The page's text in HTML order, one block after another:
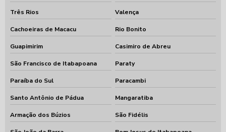
Três Rios Valença
Cachoeiras de Macacu Rio Bonito
Guapimirim Casimiro de Abreu
São Francisco de Itabapoana Paraty
Paraíba do Sul Paracambi
Santo Antônio de Pádua Mangaratiba
Armação dos Búzios São Fidélis